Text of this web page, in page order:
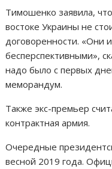
Тимошенко заявила,
востоке Украины не
договоренности. «Они
бесперспективными»,
надо было с первых
меморандум.
Также экс-премьер
контрактная армия.
Очередные
весной 2019 года.